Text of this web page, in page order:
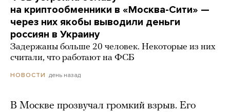
на криптообменники в «Москва-Сити» —
через них якобы выводили деньги
россиян в Украину
Задержаны больше 20 человек. Некоторые из них
считали, что работают на ФСБ
НОВОСТИ день назад
В Москве прозвучал громкий взрыв. Его